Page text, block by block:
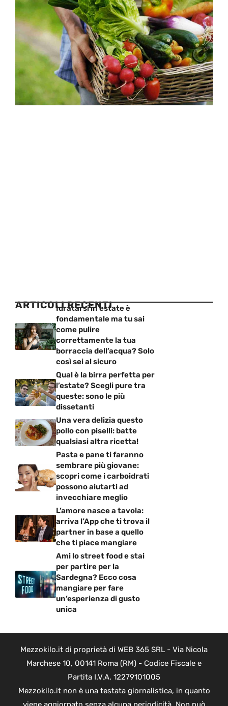
ARTICOLI RECENTI
Idratarsi in estate è
fondamentale ma tu sai
come pulire
correttamente la tua
borraccia dell’acqua? Solo
così sei al sicuro
Qual è la birra perfetta per
l’estate? Scegli pure tra
queste: sono le più
dissetanti
Una vera delizia questo
pollo con piselli: batte
qualsiasi altra ricetta!
Pasta e pane ti faranno
sembrare più giovane:
scopri come i carboidrati
possono aiutarti ad
invecchiare meglio
L’amore nasce a tavola:
arriva l’App che ti trova il
partner in base a quello
che ti piace mangiare
Ami lo street food e stai
per partire per la
Sardegna? Ecco cosa
mangiare per fare
un’esperienza di gusto
unica
Mezzokilo.it di proprietà di WEB 365 SRL - Via Nicola
Marchese 10, 00141 Roma (RM) - Codice Fiscale e
Partita I.V.A. 12279101005
Mezzokilo.it non è una testata giornalistica, in quanto